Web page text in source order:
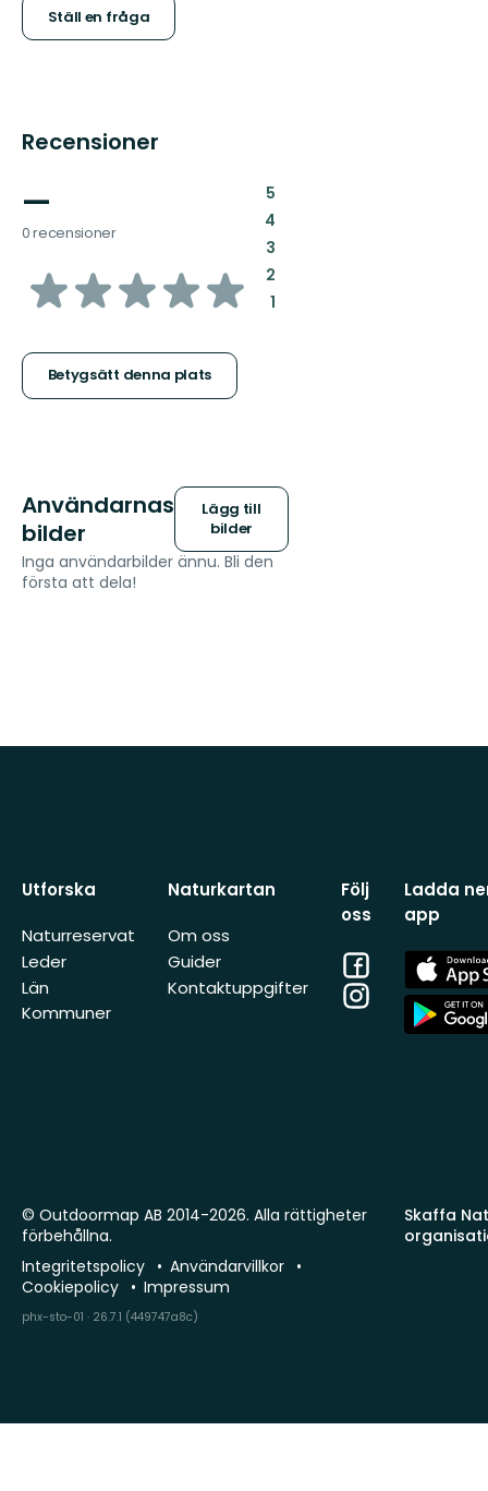
Ställ en fråga
Recensioner
—
0 recensioner
av
stjärnor
Betygsätt denna plats
5:
4:
3:
2:
1:
Användarnas
bilder
Lägg till
bilder
Inga användarbilder ännu. Bli den
första att dela!
Utforska
Naturreservat
Leder
Län
Kommuner
Naturkartan
Om oss
Guider
Kontaktuppgifter
Följ
oss
Facebook
Instagram
Ladda
app
App
Store
App
Store
Skaffa
© Outdoormap AB 2014-2026. Alla rättigheter
förbehållna.
Integritetspolicy
Användarvillkor
Cookiepolicy
Impressum
phx-sto-01 · 26.7.1 (449747a8c)